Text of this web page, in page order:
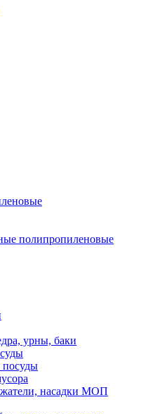
полипропиленовые
урны, баки
насадки МОП